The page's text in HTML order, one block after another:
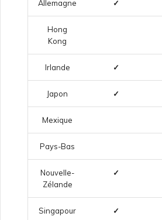
Allemagne ✓
Hong
Kong
Irlande ✓
Japon ✓
Mexique
Pays-Bas
Nouvelle-
Zélande
✓
Singapour ✓